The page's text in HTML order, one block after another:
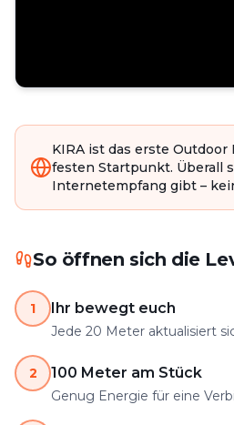
KIRA ist das erste Outdoor
festen Startpunkt. Überall
Internetempfang gibt –
So öffnen sich die
1 Ihr bewegt euch
Jede 20 Meter aktualisiert
2 100 Meter am Stück
Genug Energie für eine